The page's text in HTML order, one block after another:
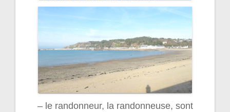
– le randonneur, la randonneuse, sont